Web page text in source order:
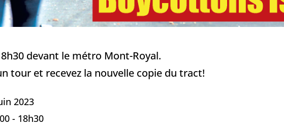
devant le métro Mont-Royal.
tour et recevez la nouvelle copie du tract!
2023
- 18h30